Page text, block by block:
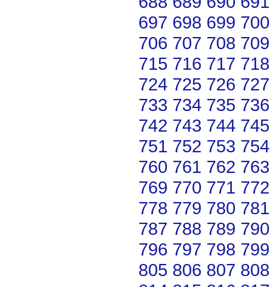
697 698 699 700
706 707 708 709
715 716 717 718
724 725 726 727
733 734 735 736
742 743 744 745
751 752 753 754
760 761 762 763
769 770 771 772
778 779 780 781
787 788 789 790
796 797 798 799
805 806 807 808